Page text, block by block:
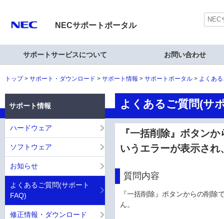
NECサポートポータル
サポートサービスについて お問い合わせ
トップ サポート・ダウンロード サポート情報 サポートポータル よくあ
よくあるご質問(サ
『一括削除』ボタン
いうエラーが表示さ
質問内容
『一括削除』ボタンからの削
ん。
サポート情報
ハードウェア
ソフトウェア
お知らせ
よくあるご質問(サポート
FAQ)
修正情報・ダウンロード